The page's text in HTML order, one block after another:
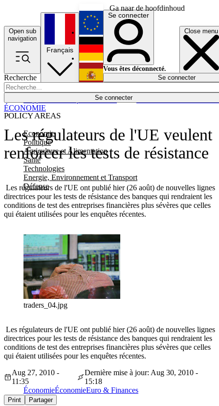
Ga naar de hoofdinhoud
Open sub
navigation
Close menu
Recherche
Se connecter
POLICY AREAS
Economie
Politique
Agriculture et Alimentation
Santé
Technologies
Energie, Environnement et Transport
Défense
Économie
Français
English
Deutsch
Español
Se connecter
Vous êtes déconnecté.
Se connecter
Les régulateurs de l'UE veulent
renforcer les tests de résistance
Les régulateurs de l'UE ont publié hier (26 août) de nouvelles lignes
directrices pour les tests de résistance des banques qui rendraient les
conditions de test des entreprises financières plus sévères que celles
qui étaient utilisées pour les enquêtes récentes.
ÉCONOMIE
traders_04.jpg
Les régulateurs de l'UE ont publié hier (26 août) de nouvelles lignes
directrices pour les tests de résistance des banques qui rendraient les
conditions de test des entreprises financières plus sévères que celles
qui étaient utilisées pour les enquêtes récentes.
Aug 27, 2010 -
11:35
Dernière mise à jour: Aug 30, 2010 -
15:18
ÉconomieÉconomieEuro & Finances
Print Partager